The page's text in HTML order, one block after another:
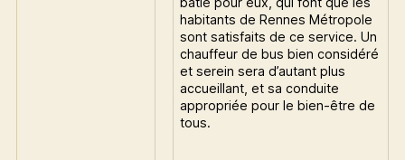
habitants de Rennes Métropole
sont satisfaits de ce service. Un
chauffeur de bus bien considéré
et serein sera d’autant plus
accueillant, et sa conduite
appropriée pour le bien-être de
tous.